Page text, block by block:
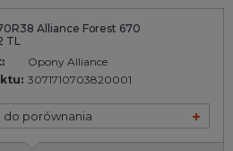
Alliance Forest 670
TL
Opony Alliance
3071710703820001
do porównania